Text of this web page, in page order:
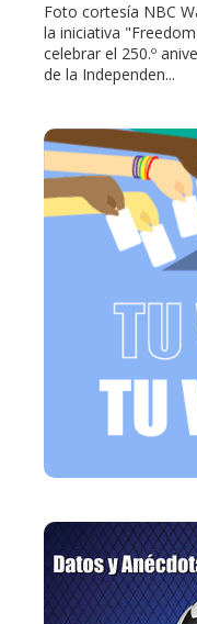
Foto cortesía NBC
la iniciativa
celebrar el 250.º
de la Independen...